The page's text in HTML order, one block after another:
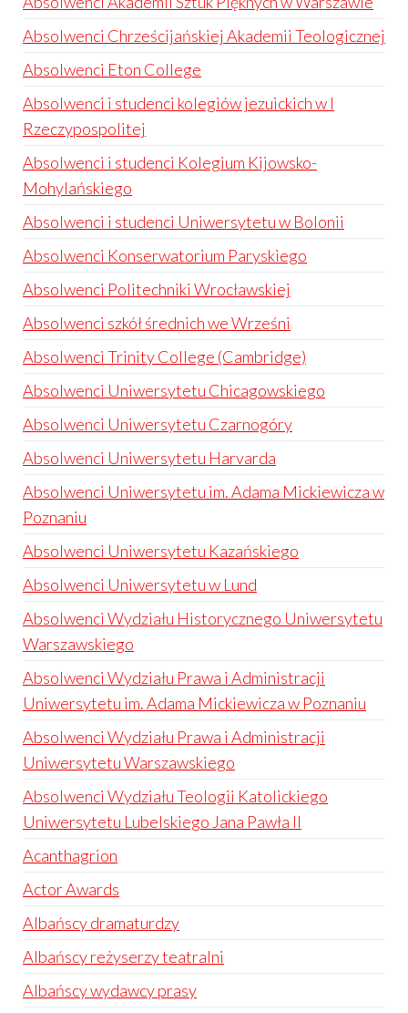
Absolwenci Chrześcijańskiej Akademii Teologicznej
Absolwenci Eton College
Absolwenci i studenci kolegiów jezuickich w I
Rzeczypospolitej
Absolwenci i studenci Kolegium Kijowsko-
Mohylańskiego
Absolwenci i studenci Uniwersytetu w Bolonii
Absolwenci Konserwatorium Paryskiego
Absolwenci Politechniki Wrocławskiej
Absolwenci szkół średnich we Wrześni
Absolwenci Trinity College (Cambridge)
Absolwenci Uniwersytetu Chicagowskiego
Absolwenci Uniwersytetu Czarnogóry
Absolwenci Uniwersytetu Harvarda
Absolwenci Uniwersytetu im. Adama Mickiewicza w
Poznaniu
Absolwenci Uniwersytetu Kazańskiego
Absolwenci Uniwersytetu w Lund
Absolwenci Wydziału Historycznego Uniwersytetu
Warszawskiego
Absolwenci Wydziału Prawa i Administracji
Uniwersytetu im. Adama Mickiewicza w Poznaniu
Absolwenci Wydziału Prawa i Administracji
Uniwersytetu Warszawskiego
Absolwenci Wydziału Teologii Katolickiego
Uniwersytetu Lubelskiego Jana Pawła II
Acanthagrion
Actor Awards
Albańscy dramaturdzy
Albańscy reżyserzy teatralni
Albańscy wydawcy prasy